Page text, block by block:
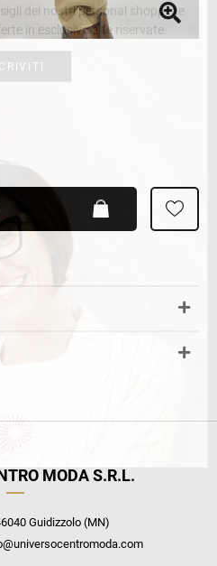
MODA S.R.L.
Guidizzolo (MN)
dei nostri personal shopper e
in esclusiva a te riservate.